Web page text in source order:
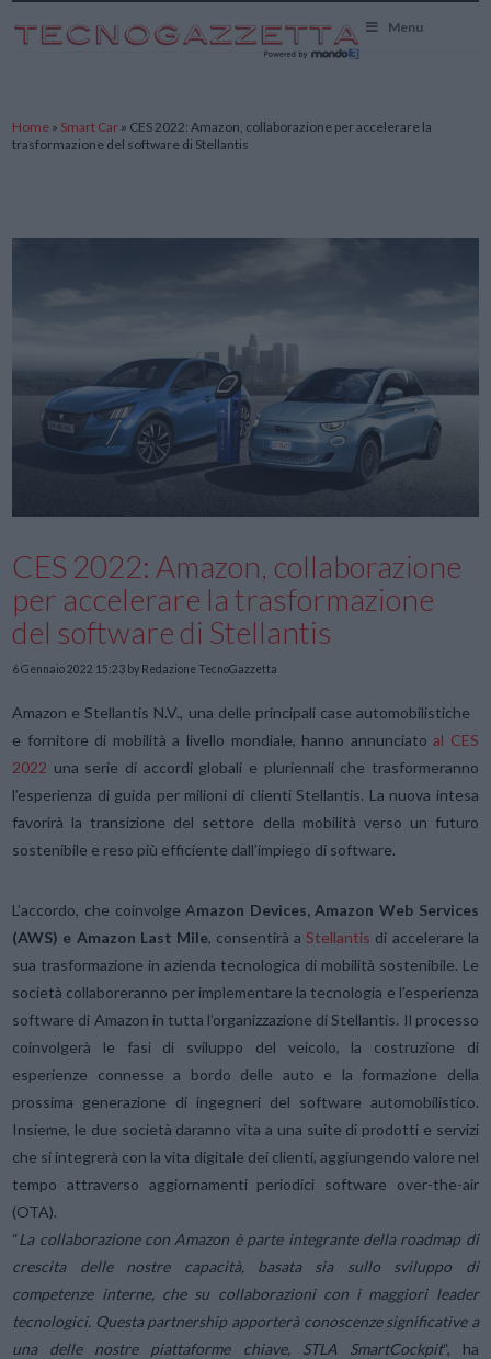
Menu
Home » Smart Car » CES 2022: Amazon, collaborazione per accelerare la
trasformazione del software di Stellantis
CES 2022: Amazon, collaborazione
per accelerare la trasformazione
del software di Stellantis
6 Gennaio 2022 15:23 by Redazione TecnoGazzetta
Amazon e Stellantis N.V., una delle principali case automobilistiche
e fornitore di mobilità a livello mondiale, hanno annunciatoal CES
2022 una serie di accordi globali e pluriennali che trasformeranno
l’esperienza di guida per milioni di clienti Stellantis. La nuova intesa
favorirà la transizione del settore della mobilità verso un futuro
sostenibile e reso più efficiente dall’impiego di software.
L’accordo, che coinvolge Amazon Devices, Amazon Web Services
(AWS) e Amazon Last Mile, consentirà aStellantis di accelerare la
sua trasformazione in azienda tecnologica di mobilità sostenibile. Le
società collaboreranno per implementare la tecnologia e l’esperienza
software di Amazon in tutta l’organizzazione di Stellantis. Il processo
coinvolgerà le fasi di sviluppo del veicolo, la costruzione di
esperienze connesse a bordo delle auto e la formazione della
prossima generazione di ingegneri del software automobilistico.
Insieme, le due società daranno vita a una suite di prodotti e servizi
che si integrerà con la vita digitale dei clienti, aggiungendo valore nel
tempo attraverso aggiornamenti periodici software over-the-air
(OTA).
“La collaborazione con Amazon è parte integrante della roadmap di
crescita delle nostre capacità, basata sia sullo sviluppo di
competenze interne, che su collaborazioni con i maggiori leader
tecnologici. Questa partnership apporterà conoscenze significative a
una delle nostre piattaforme chiave, STLA SmartCockpit“, ha